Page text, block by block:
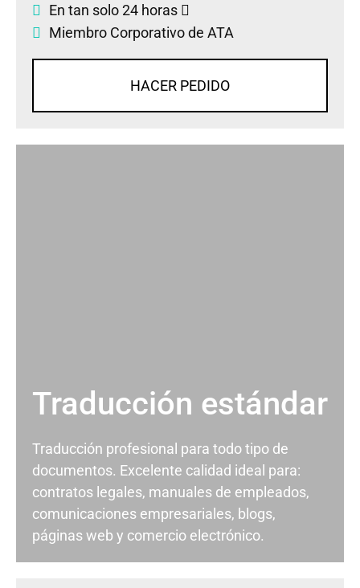
En tan solo 24 horas
Miembro Corporativo de ATA
HACER PEDIDO
Traducción estándar
Traducción profesional para todo tipo de
documentos. Excelente calidad ideal para:
contratos legales, manuales de empleados,
comunicaciones empresariales, blogs,
páginas web y comercio electrónico.